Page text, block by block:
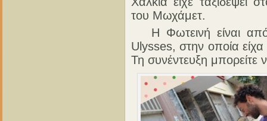
του Μωχάμετ.
Η Φωτεινή είναι από
Ulysses, στην οποία
Τη συνέντευξη μπορείτε